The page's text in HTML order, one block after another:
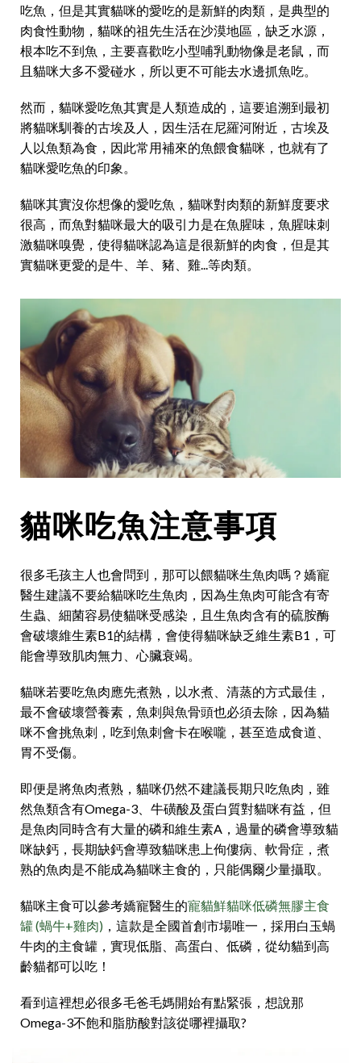
吃魚，但是其實貓咪的愛吃的是新鮮的肉類，是典型的
肉食性動物，貓咪的祖先生活在沙漠地區，缺乏水源，
根本吃不到魚，主要喜歡吃小型哺乳動物像是老鼠，而
且貓咪大多不愛碰水，所以更不可能去水邊抓魚吃。
然而，貓咪愛吃魚其實是人類造成的，這要追溯到最初
將貓咪馴養的古埃及人，因生活在尼羅河附近，古埃及
人以魚類為食，因此常用補來的魚餵食貓咪，也就有了
貓咪愛吃魚的印象。
貓咪其實沒你想像的愛吃魚，貓咪對肉類的新鮮度要求
很高，而魚對貓咪最大的吸引力是在魚腥味，魚腥味刺
激貓咪嗅覺，使得貓咪認為這是很新鮮的肉食，但是其
實貓咪更愛的是牛、羊、豬、雞...等肉類。
貓咪吃魚注意事項
很多毛孩主人也會問到，那可以餵貓咪生魚肉嗎？嬌寵
醫生建議不要給貓咪吃生魚肉，因為生魚肉可能含有寄
生蟲、細菌容易使貓咪受感染，且生魚肉含有的硫胺酶
會破壞維生素B1的結構，會使得貓咪缺乏維生素B1，可
能會導致肌肉無力、心臟衰竭。
貓咪若要吃魚肉應先煮熟，以水煮、清蒸的方式最佳，
最不會破壞營養素，魚刺與魚骨頭也必須去除，因為貓
咪不會挑魚刺，吃到魚刺會卡在喉嚨，甚至造成食道、
胃不受傷。
即便是將魚肉煮熟，貓咪仍然不建議長期只吃魚肉，雖
然魚類含有Omega-3、牛磺酸及蛋白質對貓咪有益，但
是魚肉同時含有大量的磷和維生素A，過量的磷會導致貓
咪缺鈣，長期缺鈣會導致貓咪患上佝僂病、軟骨症，煮
熟的魚肉是不能成為貓咪主食的，只能偶爾少量攝取。
貓咪主食可以參考嬌寵醫生的寵貓鮮貓咪低磷無膠主食
罐 (蝸牛+雞肉) ，這款是全國首創市場唯一，採用白玉蝸
牛肉的主食罐，實現低脂、高蛋白、低磷，從幼貓到高
齡貓都可以吃！
看到這裡想必很多毛爸毛媽開始有點緊張，想說那
Omega-3不飽和脂肪酸對該從哪裡攝取?